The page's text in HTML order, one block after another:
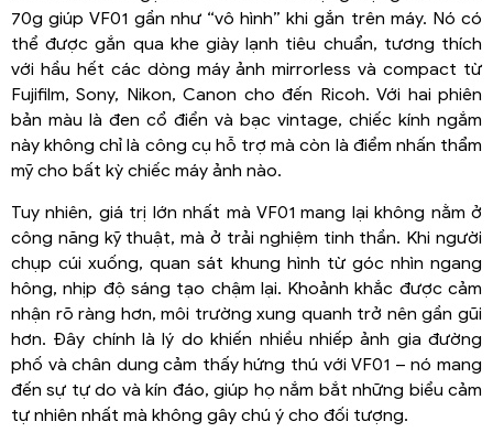
70g giúp VF01 gần như “vô hình” khi gắn trên máy. Nó có
thể được gắn qua khe giày lạnh tiêu chuẩn, tương thích
với hầu hết các dòng máy ảnh mirrorless và compact từ
Fujifilm, Sony, Nikon, Canon cho đến Ricoh. Với hai phiên
bản màu là đen cổ điển và bạc vintage, chiếc kính ngắm
này không chỉ là công cụ hỗ trợ mà còn là điểm nhấn thẩm
mỹ cho bất kỳ chiếc máy ảnh nào.
Tuy nhiên, giá trị lớn nhất mà VF01 mang lại không nằm ở
công năng kỹ thuật, mà ở trải nghiệm tinh thần. Khi người
chụp cúi xuống, quan sát khung hình từ góc nhìn ngang
hông, nhịp độ sáng tạo chậm lại. Khoảnh khắc được cảm
nhận rõ ràng hơn, môi trường xung quanh trở nên gần gũi
hơn. Đây chính là lý do khiến nhiều nhiếp ảnh gia đường
phố và chân dung cảm thấy hứng thú với VF01 – nó mang
đến sự tự do và kín đáo, giúp họ nắm bắt những biểu cảm
tự nhiên nhất mà không gây chú ý cho đối tượng.